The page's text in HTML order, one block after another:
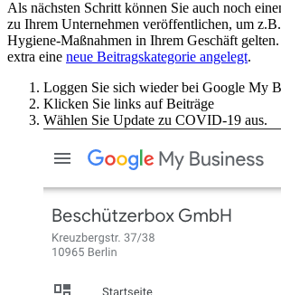
Als nächsten Schritt können Sie auch noch
zu Ihrem Unternehmen veröffentlichen, um
Hygiene-Maßnahmen in Ihrem Geschäft
extra eine neue Beitragskategorie angelegt.
Loggen Sie sich wieder bei Google My
Klicken Sie links auf Beiträge
Wählen Sie Update zu COVID-19 aus.